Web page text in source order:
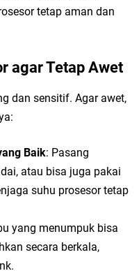
tetap aman dan
agar Tetap Awet
dan sensitif. Agar awet,
Baik: Pasang
atau bisa juga pakai
suhu prosesor tetap
yang menumpuk bisa
secara berkala,